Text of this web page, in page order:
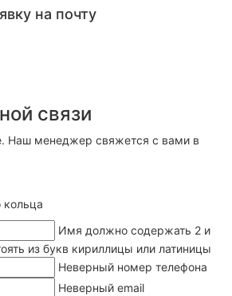
на почту
связи
Наш менеджер свяжется с вами в
кольца
Имя должно содержать 2 и
из букв кириллицы или латиницы
Неверный номер телефона
Неверный email